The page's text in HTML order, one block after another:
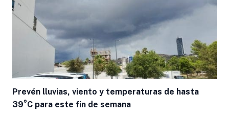
Prevén lluvias, viento y temperaturas de hasta
39°C para este fin de semana